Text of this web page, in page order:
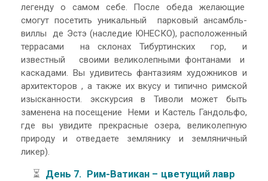
легенду о самом себе. После обеда желающие
смогут посетить уникальный парковый ансамбль-
виллы де Эстэ (наследие ЮНЕСКО), расположенный
террасами на склонах Тибуртинских гор, и
известный своими великолепными фонтанами и
каскадами. Вы удивитесь фантазиям художников и
архитекторов , а также их вкусу и типично римской
изысканности. экскурсия в Тиволи может быть
заменена на посещение Неми и Кастель Гандольфо,
где вы увидите прекрасные озера, великолепную
природу и отведаете землянику и земляничный
ликер).
⏳ День 7. Рим-Ватикан – цветущий лавр